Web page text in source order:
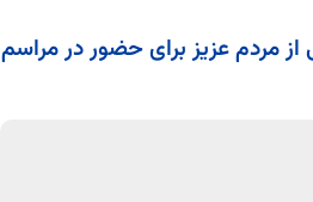
مردم عزیز برای حضور در مراسم